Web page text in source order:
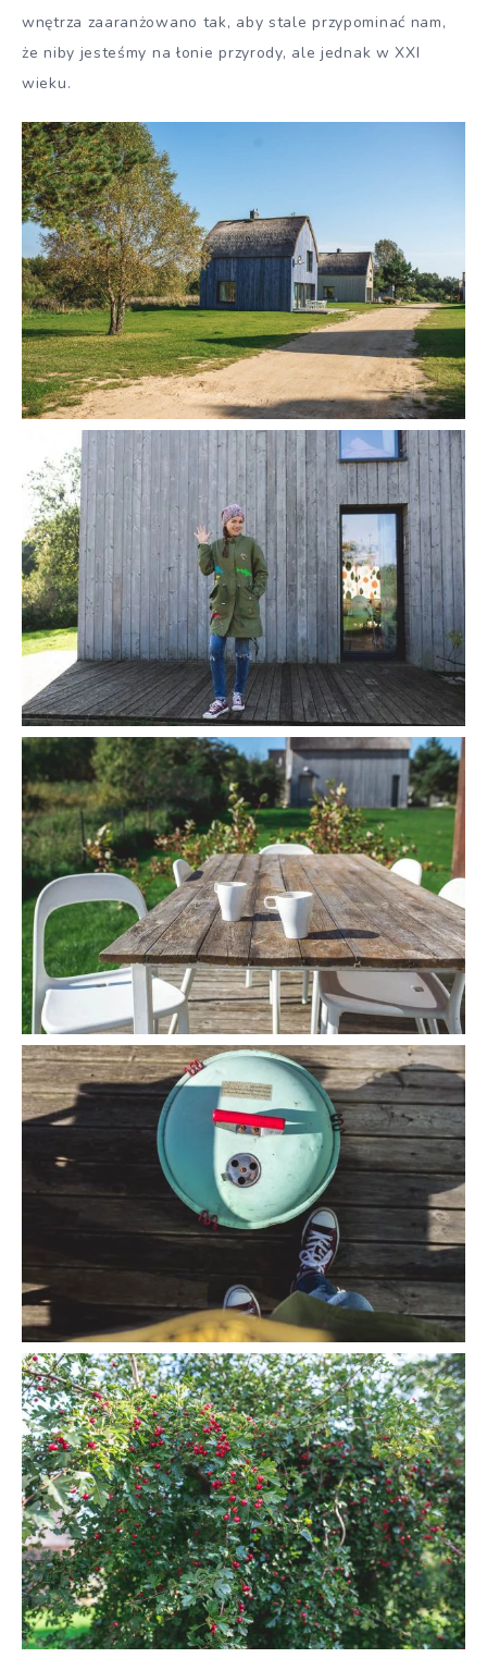
wnętrza zaaranżowano tak, aby stale przypominać nam,
że niby jesteśmy na łonie przyrody, ale jednak w XXI
wieku.